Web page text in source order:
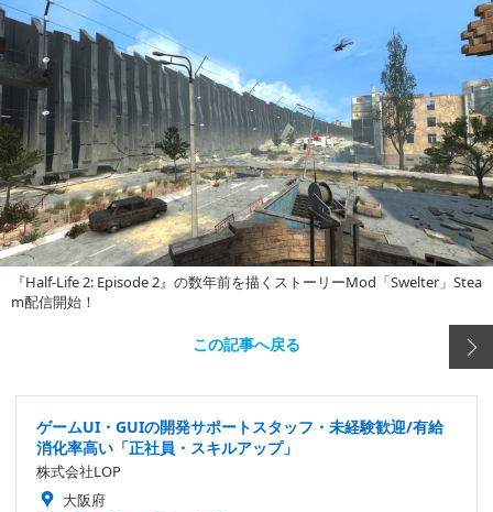
『Half-Life 2: Episode 2』の数年前を描くストーリーMod「Swelter」Stea
m配信開始！
この記事へ戻る
ゲームUI・GUIの開発サポートスタッフ・未経験歓迎/有給
消化率高い「正社員・スキルアップ」
株式会社LOP
大阪府